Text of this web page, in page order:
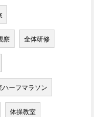
察 全体研修
ーフマラソン
体操教室